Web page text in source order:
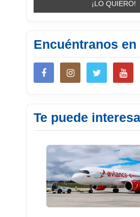
Encuéntranos en
Te puede